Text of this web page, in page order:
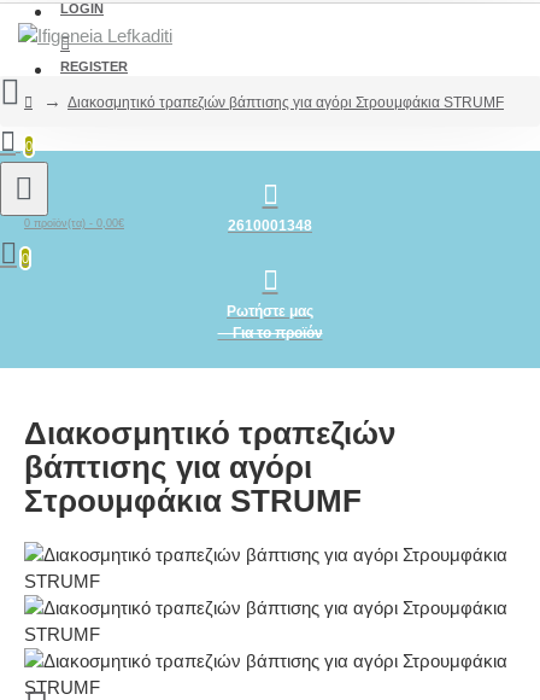
LOGIN
REGISTER
0
0 προϊόν(τα) - 0,00€
0
Διακοσμητικό τραπεζιών βάπτισης για αγόρι Στρουμφάκια STRUMF
2610001348
Ρωτήστε μας
Για το προϊόν
Διακοσμητικό τραπεζιών
βάπτισης για αγόρι
Στρουμφάκια STRUMF